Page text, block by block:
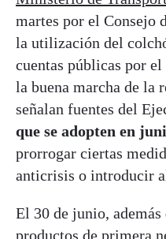
martes por el Consejo
la utilización del
cuentas públicas por
la buena marcha de la
señalan fuentes del
que se adopten en
prorrogar ciertas
anticrisis o introducir
El 30 de junio,
productos de primera